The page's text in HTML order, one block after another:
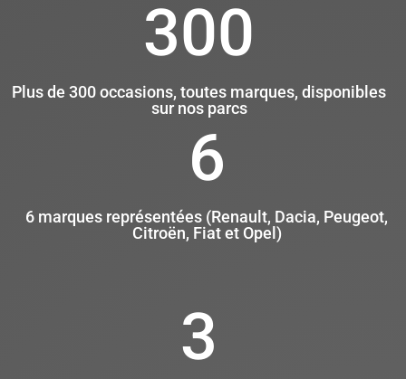
300
Plus de 300 occasions, toutes marques, disponibles
sur nos parcs
6
6 marques représentées (Renault, Dacia, Peugeot,
Citroën, Fiat et Opel)
3